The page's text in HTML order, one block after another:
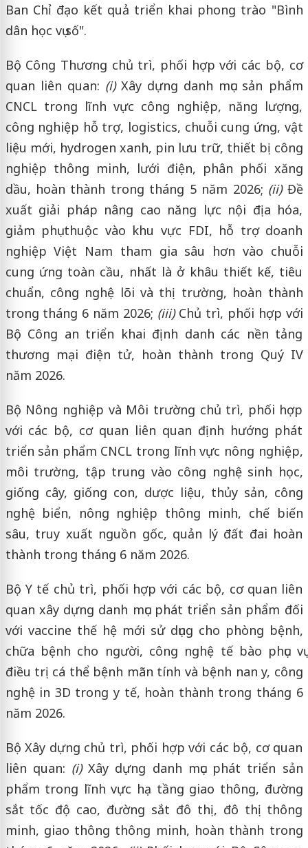
Ban Chỉ đạo kết quả triển khai phong trào "Bình
dân học vụ số".
Bộ Công Thương chủ trì, phối hợp với các bộ, cơ
quan liên quan: (i)Xây dựng danh mục sản phẩm
CNCL trong lĩnh vực công nghiệp, năng lượng,
công nghiệp hỗ trợ, logistics, chuỗi cung ứng, vật
liệu mới, hydrogen xanh, pin lưu trữ, thiết bị công
nghiệp thông minh, lưới điện, phân phối xăng
dầu, hoàn thành trong tháng 5 năm 2026; (ii)Đề
xuất giải pháp nâng cao năng lực nội địa hóa,
giảm phụ thuộc vào khu vực FDI, hỗ trợ doanh
nghiệp Việt Nam tham gia sâu hơn vào chuỗi
cung ứng toàn cầu, nhất là ở khâu thiết kế, tiêu
chuẩn, công nghệ lõi và thị trường, hoàn thành
trong tháng 6 năm 2026; (iii)Chủ trì, phối hợp với
Bộ Công an triển khai định danh các nền tảng
thương mại điện tử, hoàn thành trong Quý IV
năm 2026.
Bộ Nông nghiệp và Môi trường chủ trì, phối hợp
với các bộ, cơ quan liên quan định hướng phát
triển sản phẩm CNCL trong lĩnh vực nông nghiệp,
môi trường, tập trung vào công nghệ sinh học,
giống cây, giống con, dược liệu, thủy sản, công
nghệ biển, nông nghiệp thông minh, chế biến
sâu, truy xuất nguồn gốc, quản lý đất đai hoàn
thành trong tháng 6 năm 2026.
Bộ Y tế chủ trì, phối hợp với các bộ, cơ quan liên
quan xây dựng danh mục phát triển sản phẩm đối
với vaccine thế hệ mới sử dụng cho phòng bệnh,
chữa bệnh cho người, công nghệ tế bào phục vụ
điều trị cá thể bệnh mãn tính và bệnh nan y, công
nghệ in 3D trong y tế, hoàn thành trong tháng 6
năm 2026.
Bộ Xây dựng chủ trì, phối hợp với các bộ, cơ quan
liên quan: (i)Xây dựng danh mục phát triển sản
phẩm trong lĩnh vực hạ tầng giao thông, đường
sắt tốc độ cao, đường sắt đô thị, đô thị thông
minh, giao thông thông minh, hoàn thành trong